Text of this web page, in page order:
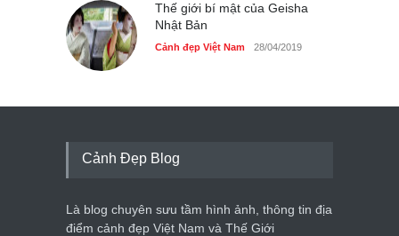
Thế giới bí mật của Geisha
Nhật Bản
Cảnh đẹp Việt Nam 28/04/2019
Cảnh Đẹp Blog
Là blog chuyên sưu tầm hình ảnh, thông tin địa
điểm cảnh đẹp Việt Nam và Thế Giới